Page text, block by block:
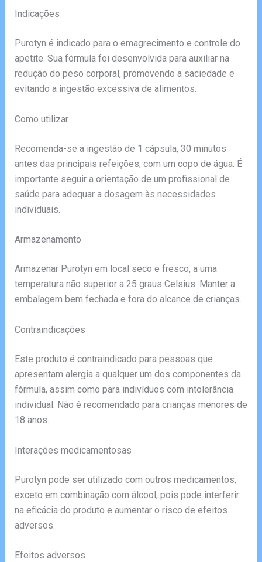
Indicações
Purotyn é indicado para o emagrecimento e controle do
apetite. Sua fórmula foi desenvolvida para auxiliar na
redução do peso corporal, promovendo a saciedade e
evitando a ingestão excessiva de alimentos.
Como utilizar
Recomenda-se a ingestão de 1 cápsula, 30 minutos
antes das principais refeições, com um copo de água. É
importante seguir a orientação de um profissional de
saúde para adequar a dosagem às necessidades
individuais.
Armazenamento
Armazenar Purotyn em local seco e fresco, a uma
temperatura não superior a 25 graus Celsius. Manter a
embalagem bem fechada e fora do alcance de crianças.
Contraindicações
Este produto é contraindicado para pessoas que
apresentam alergia a qualquer um dos componentes da
fórmula, assim como para indivíduos com intolerância
individual. Não é recomendado para crianças menores de
18 anos.
Interações medicamentosas
Purotyn pode ser utilizado com outros medicamentos,
exceto em combinação com álcool, pois pode interferir
na eficácia do produto e aumentar o risco de efeitos
adversos.
Efeitos adversos